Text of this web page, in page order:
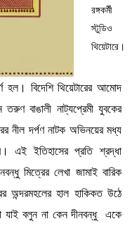
রঙ্গকর্মী
স্টুডিও
থিয়েটারে।
হল। বিদেশি থিয়েটারের আমোদ
বাঙালী নাট্যপ্রেমী যুবকের
নীল দর্পণ নাটক অভিনয়ের মধ্য
এই ইতিহাসের প্রতি শ্রদ্ধা
মিত্রের লেখা জামাই বারিক
অন্দরমহলের হাল হাকিকত উঠে
যাই বলুন না কেন দীনবন্ধু একে